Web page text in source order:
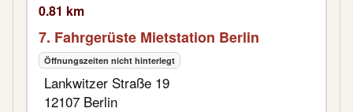
0.81 km
7. Fahrgerüste Mietstation Berlin
Öffnungszeiten nicht hinterlegt
Lankwitzer Straße 19
12107 Berlin